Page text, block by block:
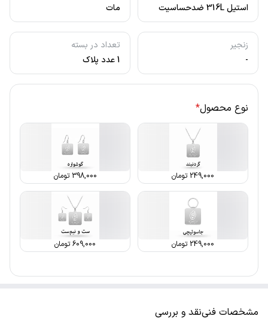
استیل 316L ضدحساسیت
مات
زنجیر
-
تعداد در بسته
1 عدد پلاک
نوع محصول*
249,000 تومان 398,000 تومان
249,000 تومان 609,000تومان
مشخصات فنینقد و بررسی